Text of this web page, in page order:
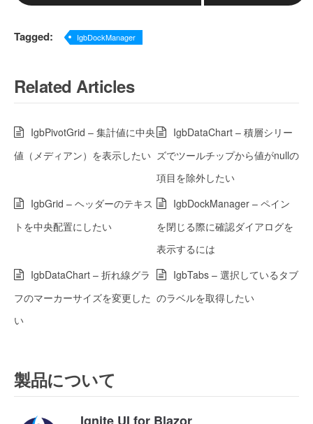
Tagged: IgbDockManager
Related Articles
IgbPivotGrid – 集計値に中央
値（メディアン）を表示したい
IgbDataChart – 積層シリー
ズでツールチップから値がnullの
項目を除外したい
IgbGrid – ヘッダーのテキス
トを中央配置にしたい
IgbDockManager – ペイン
を閉じる際に確認ダイアログを
表示するには
IgbDataChart – 折れ線グラ
フのマーカーサイズを変更した
い
IgbTabs – 選択しているタブ
のラベルを取得したい
製品について